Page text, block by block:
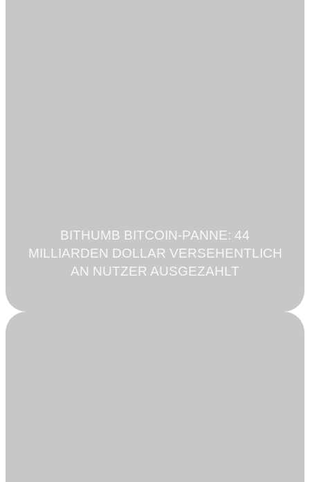
BITHUMB BITCOIN-PANNE: 44
MILLIARDEN DOLLAR VERSEHENTLICH
AN NUTZER AUSGEZAHLT